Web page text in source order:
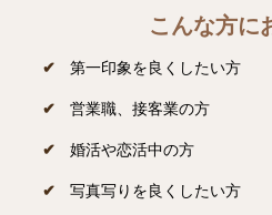
こんな方に
第一印象を良くしたい方
営業職、接客業の方
婚活や恋活中の方
写真写りを良くしたい方